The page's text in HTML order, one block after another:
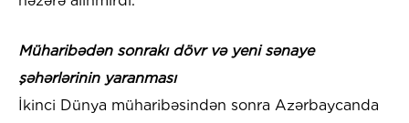
Müharibədən sonrakı dövr və yeni sənaye
şəhərlərinin yaranması
İkinci Dünya müharibəsindən sonra Azərbaycanda